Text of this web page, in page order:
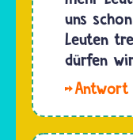
Zellen
aller
und…
Dezember
2019 aus
China
und…
uns
Leuten
dürfen
Logik,eine